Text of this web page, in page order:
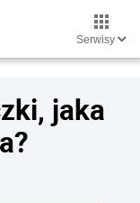
Serwisy
jaka